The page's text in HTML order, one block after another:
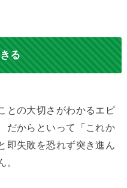
る
との大切さがわかるエピ
だからといって「これか
即失敗を恐れず突き進ん
。